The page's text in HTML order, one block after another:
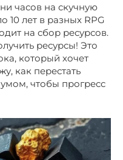
часов на скучную
10 лет в разных RPG
на сбор ресурсов.
ресурсы! Это
который хочет
как перестать
чтобы прогресс